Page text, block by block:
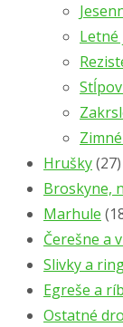
Letné
Hrušky(27)
Broskyne,
Marhule
Čerešne a
Slivky a
Egreše a
Ostatné